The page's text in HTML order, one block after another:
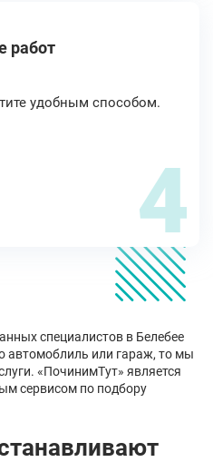
работ
удобным способом.
4
специалистов в Белебее
автомоблиль или гараж, то мы
«ПочинимТут» является
сервисом по подбору